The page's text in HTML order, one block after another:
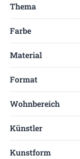
Thema
Farbe
Material
Format
Wohnbereich
Künstler
Kunstform